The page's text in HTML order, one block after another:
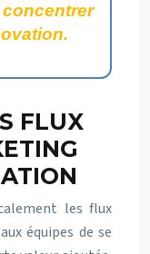
FLUX
les flux
équipes de se